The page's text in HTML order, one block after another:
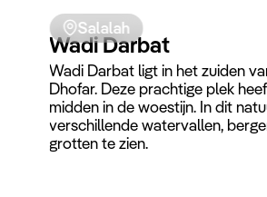
Salalah
Wadi Darbat
Wadi Darbat ligt in het zuiden
Dhofar. Deze prachtige plek
midden in de woestijn. In dit
verschillende watervallen,
grotten te zien.